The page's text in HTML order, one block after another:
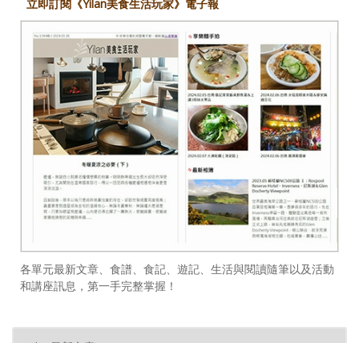
立即訂閱《Yilan美食生活玩家》電子報
各單元最新文章、食譜、食記、遊記、生活與閱讀隨筆以及活動
和講座訊息，第一手完整掌握！